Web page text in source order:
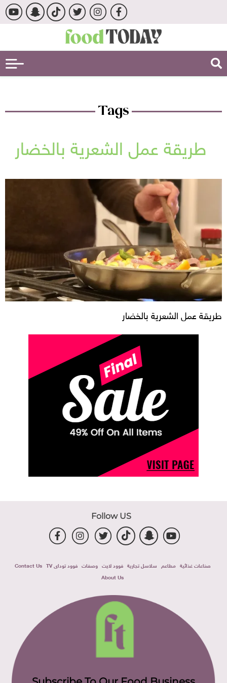
Tags
طريقة عمل الشعرية بالخضار
طريقة عمل الشعرية بالخضار
Follow US
صناعات غذائية مطاعم سلاسل تجارية فوود لايت وصفات فوود توداى TV
Contact Us
About Us